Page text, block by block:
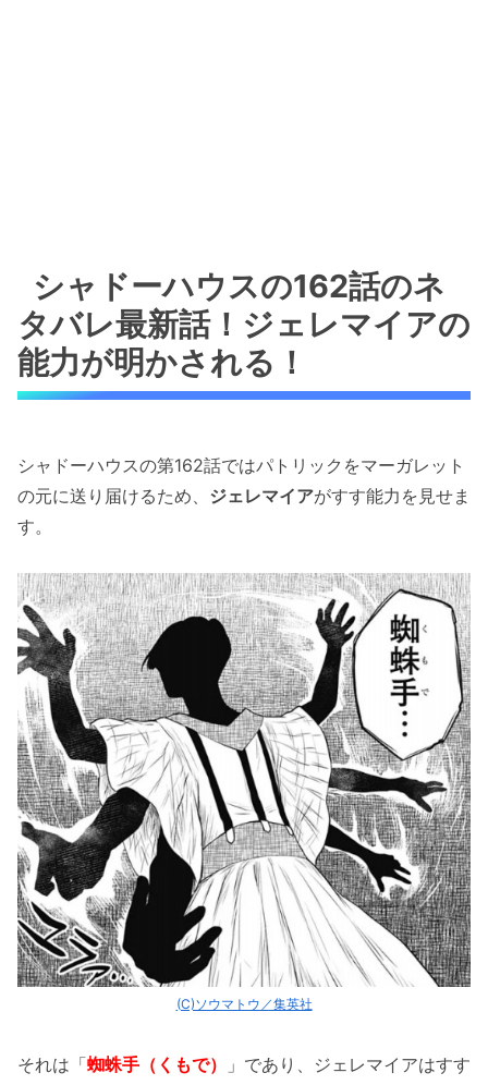
シャドーハウスの162話のネ
タバレ最新話！ジェレマイアの
能力が明かされる！
シャドーハウスの第162話ではパトリックをマーガレット
の元に送り届けるため、 ジェレマイアがすす能力を見せま
す。
(C)ソウマトウ／集英社
それは「蜘蛛手（くもで）
」であり、ジェレマイアはすす